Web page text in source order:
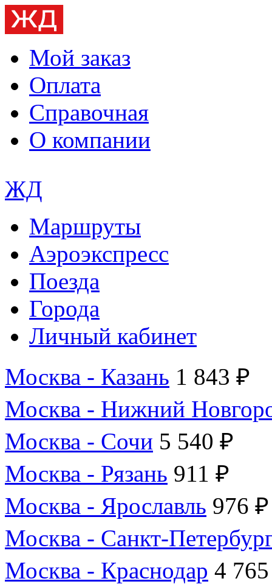
Мой заказ
Оплата
Справочная
О компании
ЖД
Маршруты
Аэроэкспресс
Поезда
Города
Личный кабинет
Москва - Казань 1 843 ₽
Москва - Нижний
Москва - Сочи 5 540 ₽
Москва - Рязань 911 ₽
Москва - Ярославль 976 ₽
Москва - Санкт-
Москва - Краснодар 4